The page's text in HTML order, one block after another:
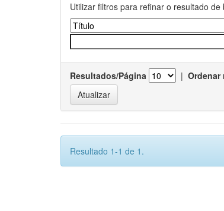
Utilizar filtros para refinar o resultado de
Resultados/Página |
Resultado 1-1 de 1.